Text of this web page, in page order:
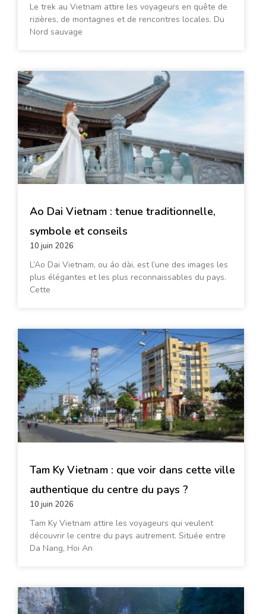
Le trek au Vietnam attire les voyageurs en quête de
rizières, de montagnes et de rencontres locales. Du
Nord sauvage
Ao Dai Vietnam : tenue traditionnelle,
symbole et conseils
10 juin 2026
L’Ao Dai Vietnam, ou áo dài, est l’une des images les
plus élégantes et les plus reconnaissables du pays.
Cette
Tam Ky Vietnam : que voir dans cette ville
authentique du centre du pays ?
10 juin 2026
Tam Ky Vietnam attire les voyageurs qui veulent
découvrir le centre du pays autrement. Située entre
Da Nang, Hoi An